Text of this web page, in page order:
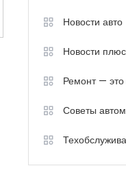
Новости авто
Новости плюс
Ремонт — это
Советы